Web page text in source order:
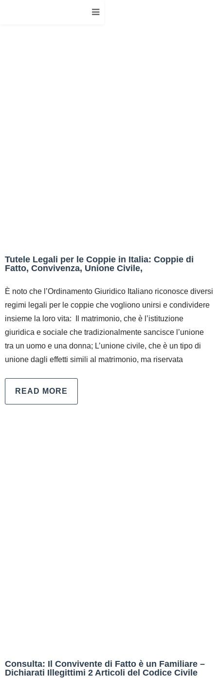
Tutele Legali per le Coppie in Italia: Coppie di
Fatto, Convivenza, Unione Civile,
È noto che l’Ordinamento Giuridico Italiano riconosce diversi
regimi legali per le coppie che vogliono unirsi e condividere
insieme la loro vita: Il matrimonio, che è l’istituzione
giuridica e sociale che tradizionalmente sancisce l’unione
tra un uomo e una donna; L’unione civile, che è un tipo di
unione dagli effetti simili al matrimonio, ma riservata
READ MORE
Consulta: Il Convivente di Fatto è un Familiare –
Dichiarati Illegittimi 2 Articoli del Codice Civile